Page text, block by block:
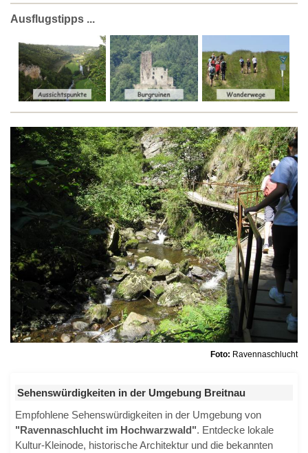
Ausflugstipps ...
Foto: Ravennaschlucht
Sehenswürdigkeiten in der Umgebung Breitnau
Empfohlene Sehenswürdigkeiten in der Umgebung von
"Ravennaschlucht im Hochwarzwald". Entdecke lokale
Kultur-Kleinode, historische Architektur und die bekannten